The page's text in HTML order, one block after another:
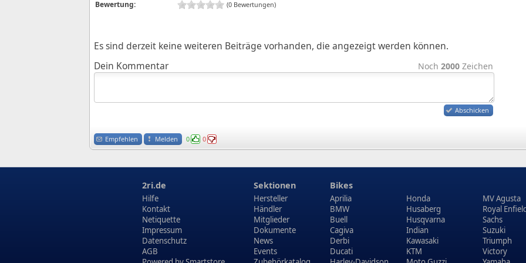
Bewertung:
(0 Bewertungen)
Es sind derzeit keine weiteren Beiträge vorhanden, die angezeigt werden können.
Noch 2000 Zeichen
Dein Kommentar
Abschicken
Empfehlen Melden 0 0
2ri.de
Hilfe
Kontakt
Netiquette
Impressum
Datenschutz
AGB
Sektionen
Hersteller
Händler
Mitglieder
Dokumente
News
Events
Bikes
Aprilia
BMW
Buell
Cagiva
Derbi
Ducati
Honda
Husaberg
Husqvarna
Indian
Kawasaki
KTM
MV Agusta
Royal
Sachs
Suzuki
Triumph
Victory